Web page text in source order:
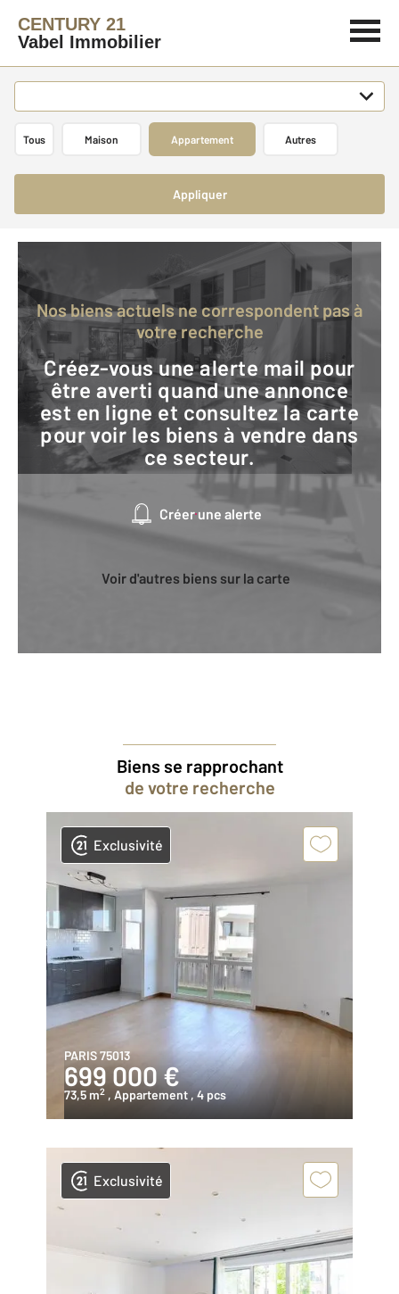
CENTURY 21
Vabel Immobilier
Tous Maison Appartement Autres
Appliquer
Nos biens actuels ne correspondent pas à
votre recherche
Créez-vous une alerte mail pour
être averti quand une annonce
est en ligne et consultez la carte
pour voir les biens à vendre dans
ce secteur.
Créer une alerte
Voir d'autres biens sur la carte
Biens se rapprochant
de votre recherche
Exclusivité
PARIS 75013
699 000 €
73,5 m2 , Appartement , 4 pcs
Exclusivité